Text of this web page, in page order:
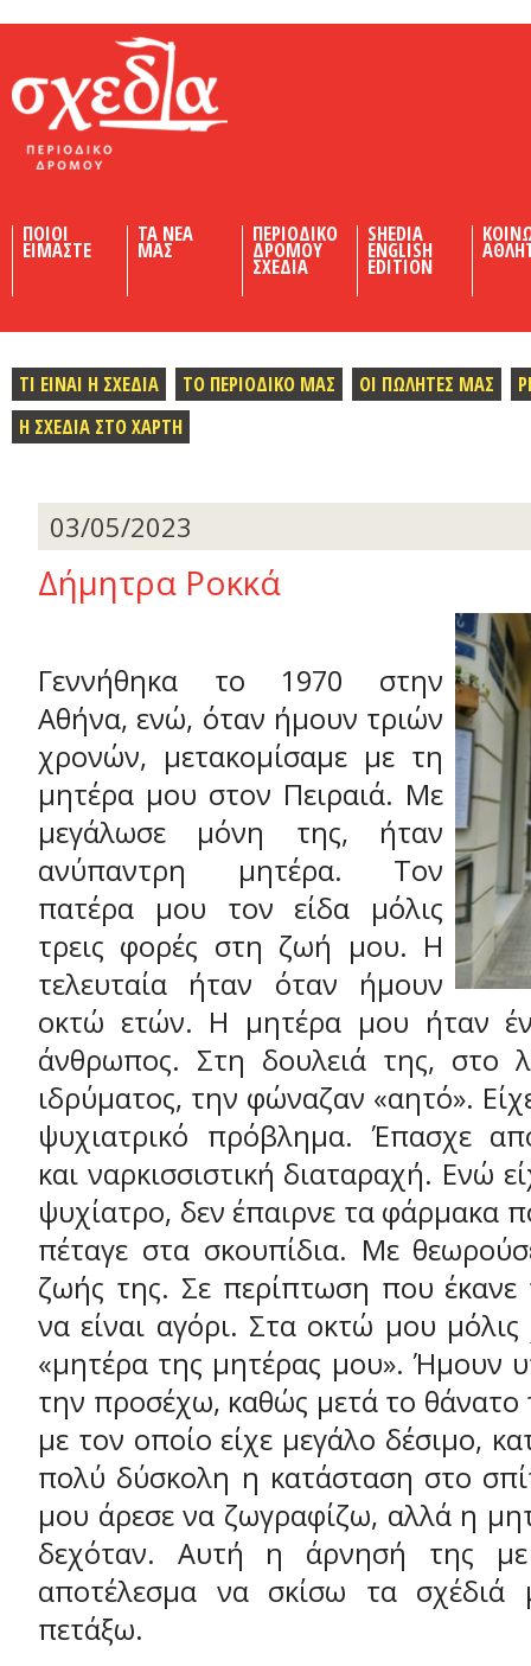
ΠΟΙΟΙ
ΕΙΜΑΣΤΕ
ΤΑ ΝΕΑ
ΜΑΣ
ΠΕΡΙΟΔΙΚΟ
ΔΡΟΜΟΥ
ΣΧΕΔΙΑ
SHEDIA
ENGLISH
EDITION
ΤΙ ΕΙΝΑΙ Η ΣΧΕΔΙΑ ΤΟ ΠΕΡΙΟΔΙΚΟ ΜΑΣ ΟΙ ΠΩΛΗΤΕΣ ΜΑΣ
Η ΣΧΕΔΙΑ ΣΤΟ ΧΑΡΤΗ
03/05/2023
Δήμητρα Ροκκά
Γεννήθηκα το 1970 στην
Αθήνα, ενώ, όταν ήμουν τριών
χρονών, μετακομίσαμε με τη
μητέρα μου στον Πειραιά. Με
μεγάλωσε μόνη της, ήταν
ανύπαντρη μητέρα. Τον
πατέρα μου τον είδα μόλις
τρεις φορές στη ζωή μου. Η
τελευταία ήταν όταν ήμουν
οκτώ ετών. Η μητέρα μου ήταν
άνθρωπος. Στη δουλειά της, στο
ιδρύματος, την φώναζαν «αητό».
ψυχιατρικό πρόβλημα. Έπασχε
και ναρκισσιστική διαταραχή. Ενώ
ψυχίατρο, δεν έπαιρνε τα φάρμακα
πέταγε στα σκουπίδια. Με
ζωής της. Σε περίπτωση που έκανε
να είναι αγόρι. Στα οκτώ μου μόλις
«μητέρα της μητέρας μου». Ήμουν
την προσέχω, καθώς μετά το θάνατο
με τον οποίο είχε μεγάλο δέσιμο,
πολύ δύσκολη η κατάσταση στο
μου άρεσε να ζωγραφίζω, αλλά η
δεχόταν. Αυτή η άρνησή της με
αποτέλεσμα να σκίσω τα
πετάξω.